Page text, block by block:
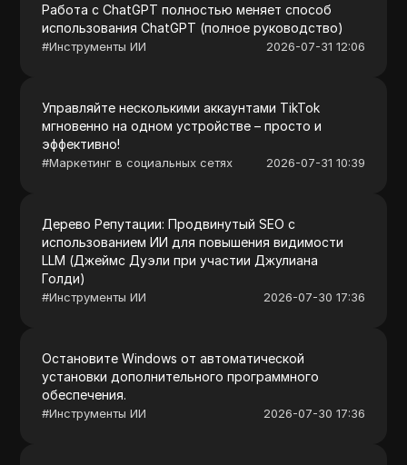
Работа с ChatGPT полностью меняет способ
использования ChatGPT (полное руководство)
#Инструменты ИИ 2026-07-31 12:06
Управляйте несколькими аккаунтами TikTok
мгновенно на одном устройстве – просто и
эффективно!
#Маркетинг в социальных сетях 2026-07-31 10:39
Дерево Репутации: Продвинутый SEO с
использованием ИИ для повышения видимости
LLM (Джеймс Дуэли при участии Джулиана
Голди)
#Инструменты ИИ 2026-07-30 17:36
Остановите Windows от автоматической
установки дополнительного программного
обеспечения.
#Инструменты ИИ 2026-07-30 17:36